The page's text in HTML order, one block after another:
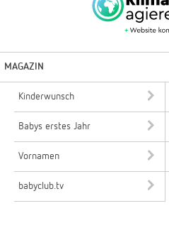
MAGAZIN
Kinderwunsch
Babys erstes Jahr
Vornamen
babyclub.tv